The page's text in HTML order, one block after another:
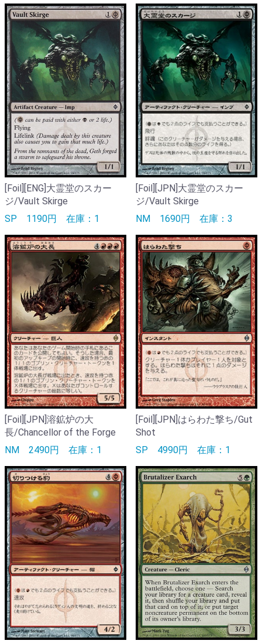
[Foil][ENG]大霊堂のスカー
ジ/Vault Skirge
SP 1190円 在庫：1
[Foil][JPN]大霊堂のスカー
ジ/Vault Skirge
NM 1690円 在庫：3
[Foil][JPN]溶鉱炉の大
長/Chancellor of the Forge
NM 2490円 在庫：1
[Foil][JPN]はらわた撃ち/Gut
Shot
SP 4990円 在庫：1